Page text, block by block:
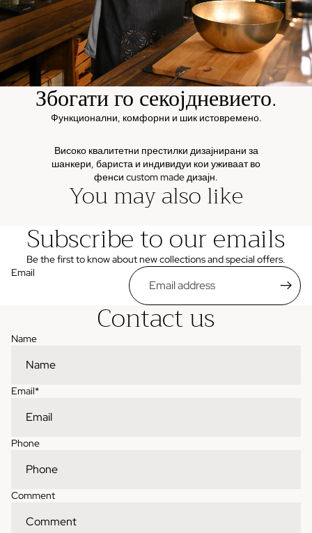
Збогати го секојдневието.
Функционални, комфорни и шик истовремено.
Високо квалитетни престилки дизајнирани за
шанкери, бариста и индивидуи кои уживаат во
фенси custom made дизајн.
You may also like
Subscribe to our emails
Be the first to know about new collections and special offers.
Email
Contact us
Name
Email*
Phone
Comment